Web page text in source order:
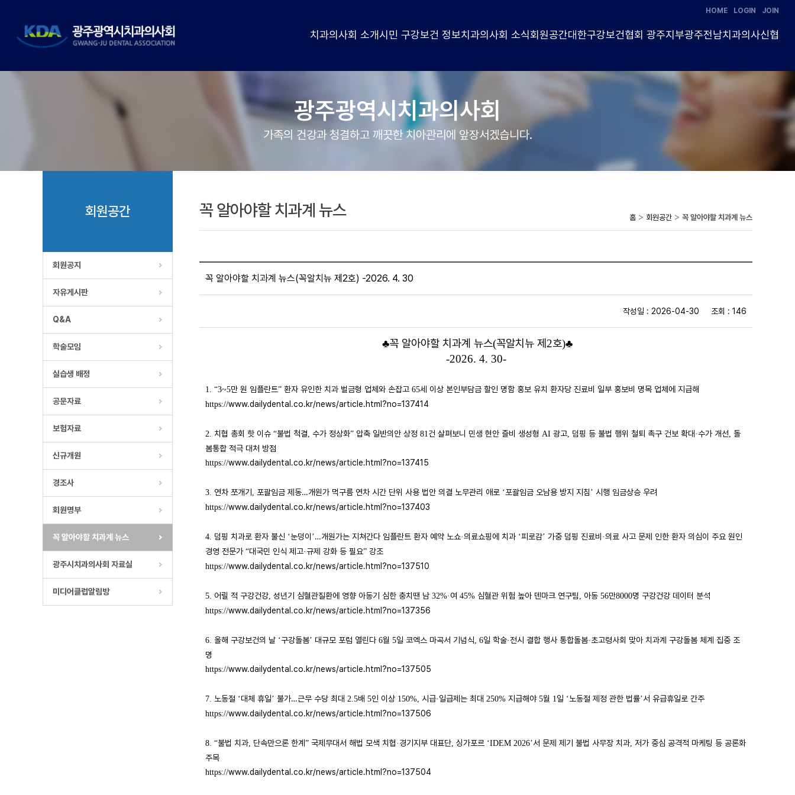
HOME LOGIN JOIN
치과의사회 소개시민 구강보건 정보치과의사회 소식회원공간대한구강보건협회 광주지부광주전남치과의사신협
광주광역시치과의사회
가족의 건강과 청결하고 깨끗한 치아관리에 앞장서겠습니다.
회원공간
회원공지
자유게시판
Q&A
학술모임
실습생 배정
공문자료
보험자료
신규개원
경조사
회원명부
꼭 알아야할 치과계 뉴스
광주시치과의사회 자료실
미디어클럽알림방
꼭 알아야할 치과계 뉴스 홈 > 회원공간 > 꼭 알아야할 치과계 뉴스
꼭 알아야할 치과계 뉴스(꼭알치뉴 제2호) -2026. 4. 30
작성일 : 2026-04-30 조회 : 146
♣꼭 알아야할 치과계 뉴스(꼭알치뉴 제 2호)♣
-2026. 4. 30-
1. “3~5만 원 임플란트” 환자 유인한 치과 벌금형 업체와 손잡고 65세 이상 본인부담금 할인 명함 홍보 유치 환자당 진료비 일부 홍보비 명목 업체에 지급해
https://www.dailydental.co.kr/news/article.html?no=137414
2. 치협 총회 핫 이슈 “불법 척결, 수가 정상화” 압축 일반의안 상정 81건 살펴보니 민생 현안 즐비 생성형 AI 광고, 덤핑 등 불법 행위 철퇴 촉구 건보 확대 · 수가 개선, 돌
봄통합 적극 대처 방점
https://www.dailydental.co.kr/news/article.html?no=137415
3. 연차 쪼개기 , 포괄임금 제동…개원가 먹구름 연차 시간 단위 사용 법안 의결 노무관리 애로 ‘포괄임금 오남용 방지 지침 ’ 시행 임금상승 우려
https://www.dailydental.co.kr/news/article.html?no=137403
4. 덤핑 치과로 환자 불신 ‘눈덩이 ’…개원가는 지쳐간다 임플란트 환자 예약 노쇼·의료쇼핑에 치과 ‘피로감’ 가중 덤핑 진료비 ·의료 사고 문제 인한 환자 의심이 주요 원인
경영 전문가 “대국민 인식 제고· 규제 강화 등 필요” 강조
https://www.dailydental.co.kr/news/article.html?no=137510
5. 어릴 적 구강건강, 성년기 심혈관질환에 영향 아동기 심한 충치땐 남 32%· 여 45% 심혈관 위험 높아 덴마크 연구팀 , 아동 56만8000명 구강건강 데이터 분석
https://www.dailydental.co.kr/news/article.html?no=137356
6. 올해 구강보건의 날 ‘구강돌봄’ 대규모 포럼 열린다 6월 5일 코엑스 마곡서 기념식, 6일 학술·전시 결합 행사 통합돌봄· 초고령사회 맞아 치과계 구강돌봄 체계 집중 조
명
https://www.dailydental.co.kr/news/article.html?no=137505
7. 노동절 ‘대체 휴일’ 불가…근무 수당 최대 2.5배 5인 이상 150%, 시급· 일급제는 최대 250% 지급해야 5월 1일 ‘ 노동절 제정 관한 법률’서 유급휴일로 간주
https://www.dailydental.co.kr/news/article.html?no=137506
8. “불법 치과, 단속만으론 한계 ” 국제무대서 해법 모색 치협 · 경기지부 대표단, 싱가포르 ‘IDEM 2026’서 문제 제기 불법 사무장 치과, 저가 중심 공격적 마케팅 등 공론화
주목
https://www.dailydental.co.kr/news/article.html?no=137504